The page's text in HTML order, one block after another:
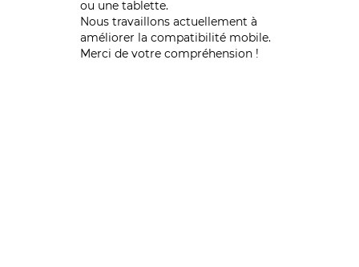
ou une tablette.
Nous travaillons actuellement à
améliorer la compatibilité mobile.
Merci de votre compréhension !